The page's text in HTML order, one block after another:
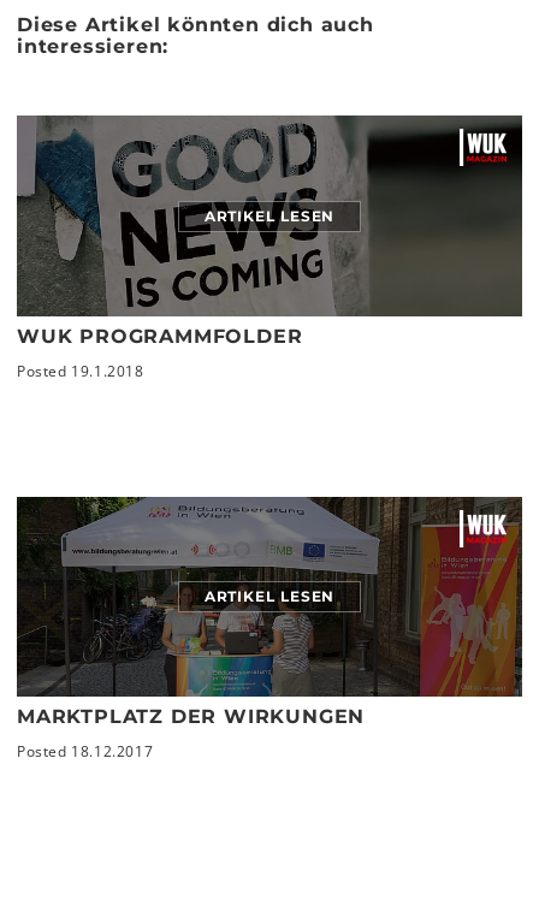
Diese Artikel könnten dich auch
interessieren:
ARTIKEL LESEN
WUK PROGRAMMFOLDER
Posted 19.1.2018
ARTIKEL LESEN
MARKTPLATZ DER WIRKUNGEN
Posted 18.12.2017